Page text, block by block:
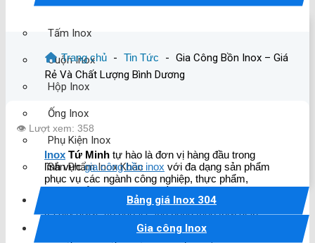
Tấm Inox
Cuộn Inox
Hộp Inox
Ống Inox
Phụ Kiện Inox
Sản Phẩm Inox Khác
Bảng giá Inox 304
Gia công Inox
Trang chủ - Tin Tức - Gia Công Bồn Inox – Giá
Rẻ Và Chất Lượng Bình Dương
👁️ Lượt xem: 358
Inox Tứ Minh tự hào là đơn vị hàng đầu trong
lĩnh vựcgia công bồn inox với đa dạng sản phẩm
phục vụ các ngành công nghiệp, thực phẩm,
dược phẩm và gia dụng. Bồn inox từ lâu đã là lựa
chọn hàng đầu nhờ độ bền cao, chống ăn mòn
và giữ được vẻ ngoài sáng bóng theo thời gian.
Với dịch vụ gia công bồn inox tại Inox Tứ Minh,